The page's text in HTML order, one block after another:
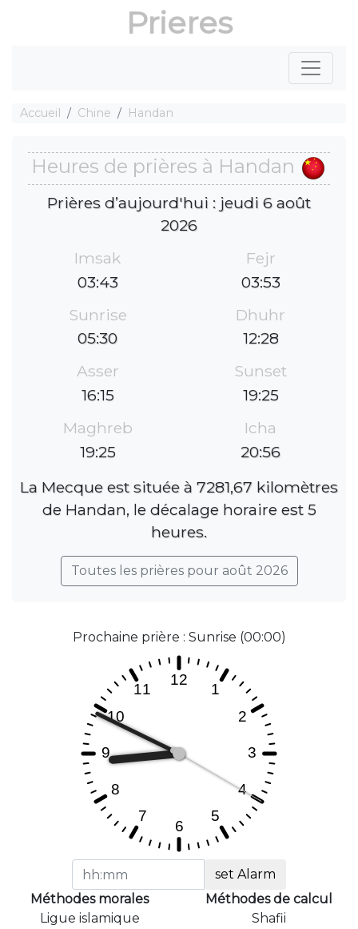
Prieres
Accueil Chine Handan
Heures de prières à Handan
Prières d’aujourd'hui : jeudi 6 août
2026
Imsak
03:43
Fejr
03:53
Sunrise
05:30
Dhuhr
12:28
Asser
16:15
Sunset
19:25
Maghreb
19:25
Icha
20:56
La Mecque est située à 7281,67 kilomètres
de Handan, le décalage horaire est 5
heures.
Toutes les prières pour août 2026
Prochaine prière : Sunrise (00:00)
set Alarm
Méthodes morales
Ligue islamique
Méthodes de calcul
Shafii